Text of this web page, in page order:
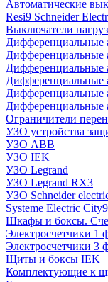
Автоматические
Resi9 Schneider
Выключатели
Дифференциальные
Дифференциальные
Дифференциальные
Дифференциальные
Дифференциальные
Ограничители
УЗО устройства
УЗО ABB
УЗО IEK
УЗО Legrand
УЗО Legrand RX3
УЗО Schneider
Systeme Electric City9
Шкафы и боксы.
Электросчетчики 1
Электросчетчики 3
Щиты и боксы IEK
Комплектующие к